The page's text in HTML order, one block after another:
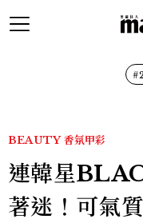
BEAUTY 香氛甲彩
連韓星
著迷！可氣